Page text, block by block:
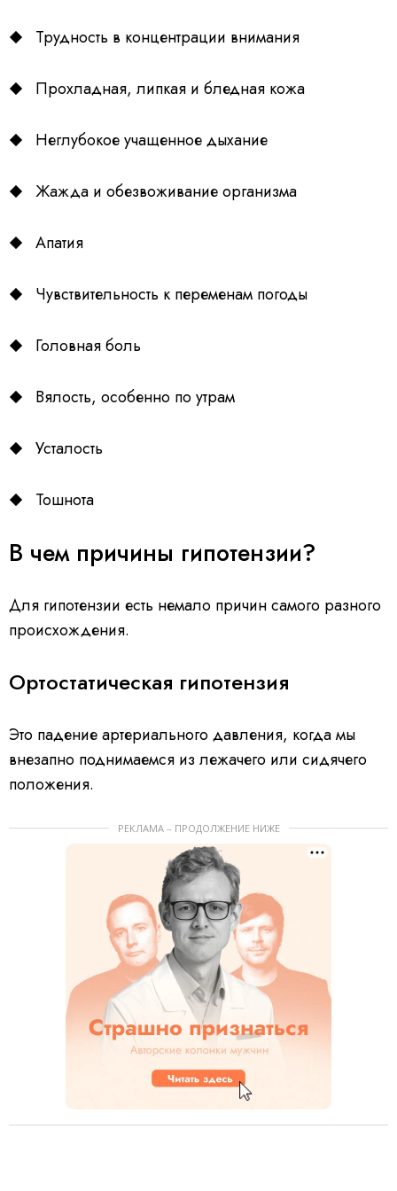
Трудность в концентрации внимания
Прохладная, липкая и бледная кожа
Неглубокое учащенное дыхание
Жажда и обезвоживание организма
Апатия
Чувствительность к переменам погоды
Головная боль
Вялость, особенно по утрам
Усталость
Тошнота
В чем причины гипотензии?
Для гипотензии есть немало причин самого разного
происхождения.
Ортостатическая гипотензия
Это падение артериального давления, когда мы
внезапно поднимаемся из лежачего или сидячего
положения.
РЕКЛАМА – ПРОДОЛЖЕНИЕ НИЖЕ